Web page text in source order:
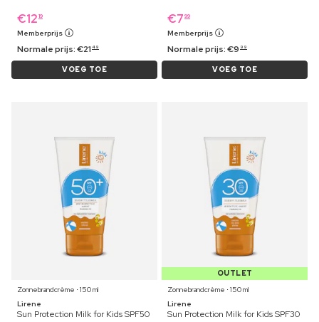
€12 19
Memberprijs
Normale prijs:€21 49
VOEG TOE
€7 99
Memberprijs
Normale prijs:€9 99
VOEG TOE
Zonnebrandcrème ⋅ 150 ml
Lirene
Sun Protection Milk for Kids SPF50
OUTLET
Zonnebrandcrème ⋅ 150 ml
Lirene
Sun Protection Milk for Kids SPF30